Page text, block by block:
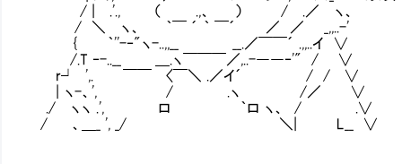
/ | .'., （ .,、 ） / .／ ヽ、
/ ＼ ヽ、 ｀￣ ´ ｀ ￣´ ／ ／ _,,..-'
{ ｀''-‐"ヽ-..,,__ __.／￣￣´ .,,..イ ∨
/.T ‐-..__ ＿.ヽ￣￣￣／,..-――‐'" / ∨
r┘ ',. ￣￣ 〈￣＼ .／イ´ / / ∨
| ヽ-、', / .ヽ /／ ∨
./ ヽヽ .', ロ ｀ロ ヽ、 / .∨
/ 、＿_ ', _/ ＼| L__ ∨